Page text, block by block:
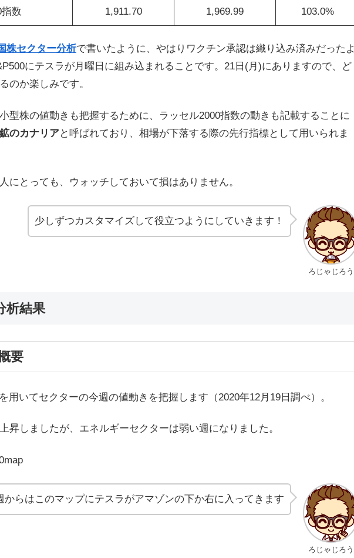
数 1,911.70 1,969.99 103.0%
株セクター分析で書いたように、やはりワクチン承認は織り込み済みだったよ
にテスラが月曜日に組み込まれることです。21日(月)にありますので、ど
のか楽しみです。
型株の値動きも把握するために、ラッセル2000指数の動きも記載することに
のカナリアと呼ばれており、相場が下落する際の先行指標として用いられま
にとっても、ウォッチしておいて損はありません。
ろじゃじろう
少しずつカスタマイズして役立つようにしていきます！
析結果
要
用いてセクターの今週の値動きを把握します（2020年12月19日調べ）。
昇しましたが、エネルギーセクターは弱い週になりました。
ろじゃじろう
からはこのマップにテスラがアマゾンの下か右に入ってきます